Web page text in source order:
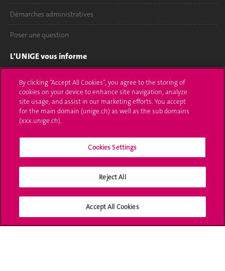
Démarches administratives
Poser une question
L'UNIGE vous informe
UNIGE Mobile
Médias
Offres d'emploi
Bibliothèque
Calendrier académique
Accréditation
By clicking “Accept All Cookies”, you agree to the storing of
cookies on your device to enhance site navigation, analyze
site usage, and assist in our marketing efforts. You accept
for the main domain (unige.ch) as well as the sub domains
(xxx.unige.ch).
Cookies Settings
Reject All
Accept All Cookies